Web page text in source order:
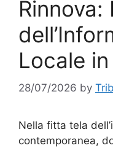
Rinnova:
Locale
28/07/2026 by
Nella fitta tela
contemporanea,